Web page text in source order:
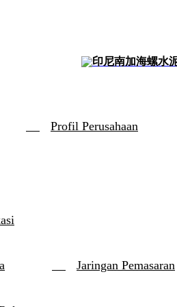
印尼南加海螺水
Profil Perusahaan
Jaringan Pemasaran